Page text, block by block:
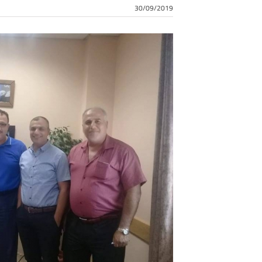
30/09/2019